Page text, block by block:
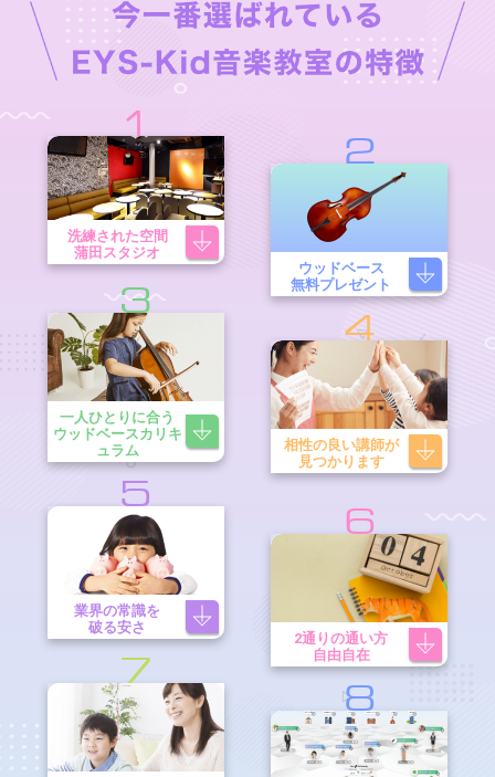
1
洗練された空間
蒲田スタジオ
2
ウッドベース
無料プレゼント
3
一人ひとりに合う
ウッドベースカリキ
ュラム
4
相性の良い講師が
見つかります
5
業界の常識を
破る安さ
6
2通りの通い方
自由自在
7
8